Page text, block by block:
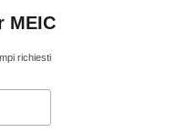
MEIC
richiesti